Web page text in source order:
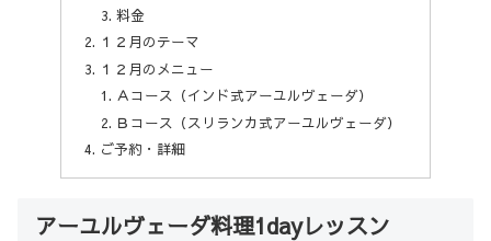
料金
１２月のテーマ
１２月のメニュー
Ａコース（インド式アーユルヴェーダ）
Ｂコース（スリランカ式アーユルヴェーダ）
ご予約・詳細
アーユルヴェーダ料理1dayレッスン